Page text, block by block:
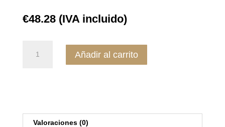
€48.28 (IVA incluido)
Añadir al carrito
Valoraciones (0)